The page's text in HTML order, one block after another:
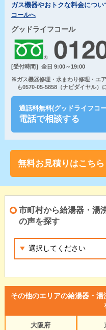
ガス機器やおトクな料金につ
コールへ
グッドライフコール
[受付時間］全日 9:00～19:00
※ガス機器修理・水まわり修理・エ
も0570-05-5858（ナビダイヤル）
通話料無料(グッドライフコ
電話で相談する
無料お見積りはこちら
市町村から給湯器・湯
の声を探す
その他のエリアの給湯器・
大阪府